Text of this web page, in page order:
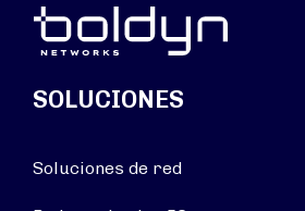
SOLUCIONES
Soluciones de red